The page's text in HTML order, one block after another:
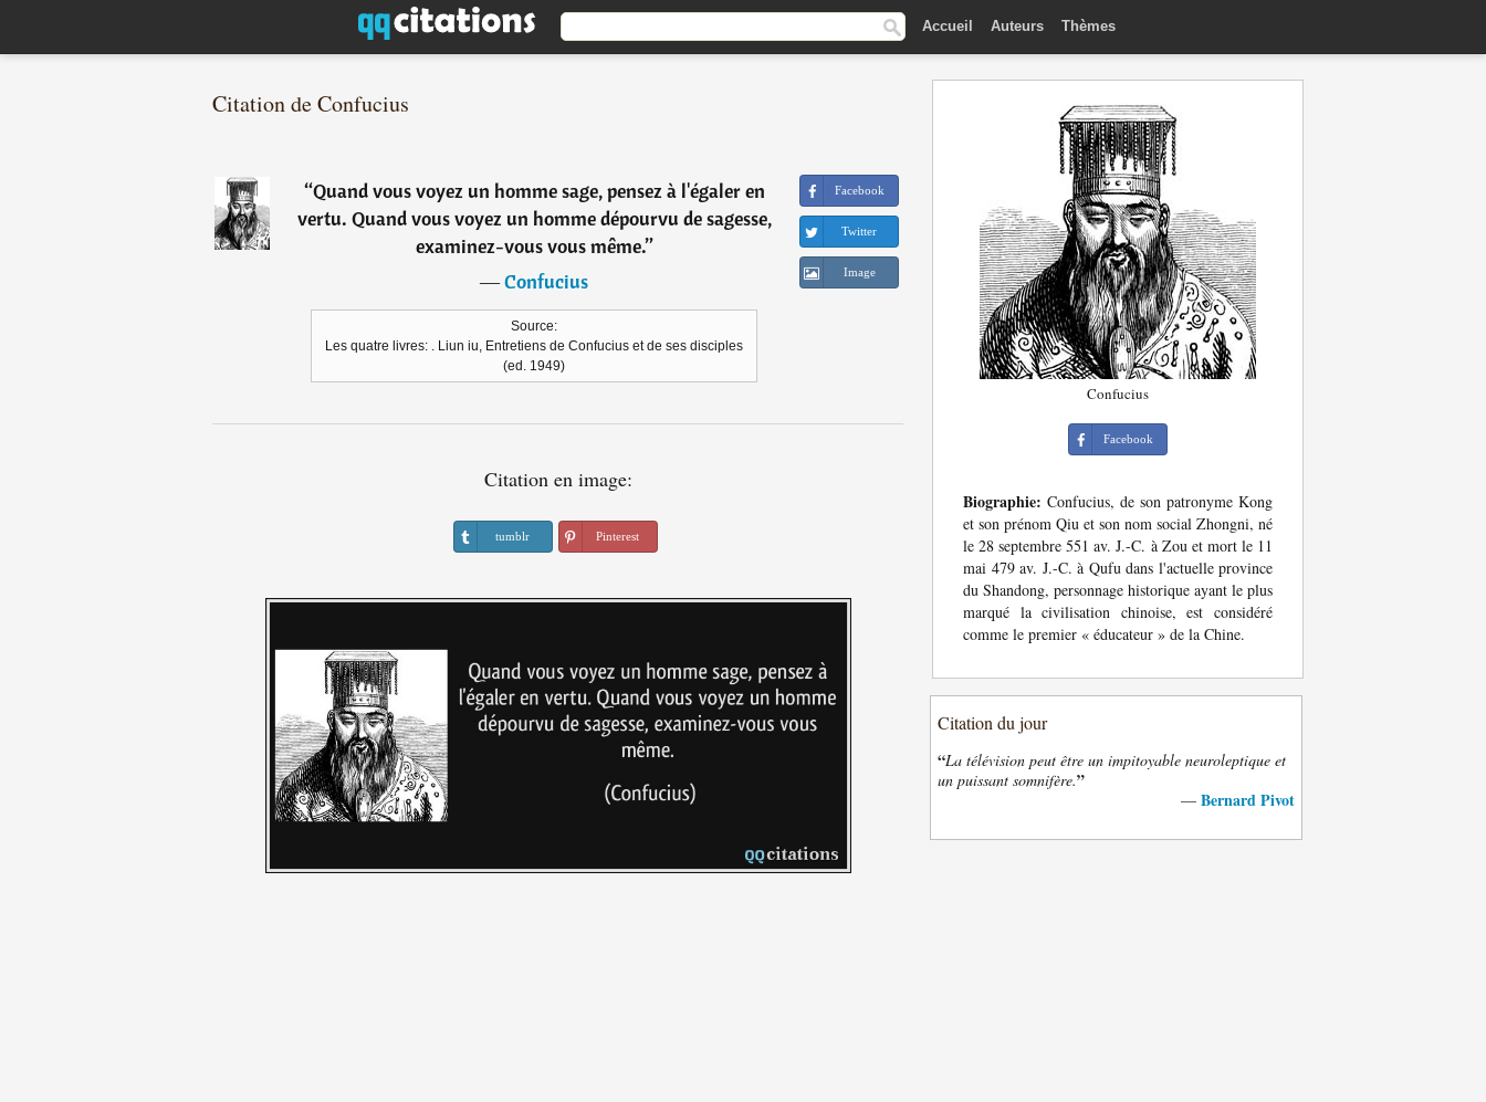
Accueil Auteurs Thèmes
Citation de Confucius
“Quand vous voyez un homme sage, pensez à l'égaler en
vertu. Quand vous voyez un homme dépourvu de sagesse,
examinez-vous vous même.”
―Confucius
Source:
Les quatre livres: . Liun iu, Entretiens de Confucius et de ses disciples
(ed. 1949)
Facebook
Twitter
Image
Citation en image:
tumblr Pinterest
Confucius
Facebook
Biographie: Confucius, de son patronyme Kong
et son prénom Qiu et son nom social Zhongni, né
le 28 septembre 551 av. J.-C. à Zou et mort le 11
mai 479 av. J.-C. à Qufu dans l'actuelle province
du Shandong, personnage historique ayant le plus
marqué la civilisation chinoise, est considéré
comme le premier « éducateur » de la Chine.
Citation du jour
“La télévision peut être un impitoyable neuroleptique et
un puissant somnifère.”
— Bernard Pivot